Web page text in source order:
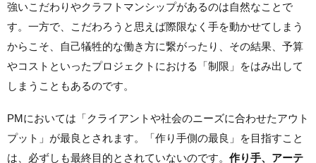
強いこだわりやクラフトマンシップがあるのは自然なことで
す。一方で、こだわろうと思えば際限なく手を動かせてしまう
からこそ、自己犠牲的な働き方に繋がったり、その結果、予算
やコストといったプロジェクトにおける「制限」をはみ出して
しまうこともあるのです。
PMにおいては「クライアントや社会のニーズに合わせたアウト
プット」が最良とされます。「作り手側の最良」を目指すこと
は、必ずしも最終目的とされていないのです。 作り手、アーテ